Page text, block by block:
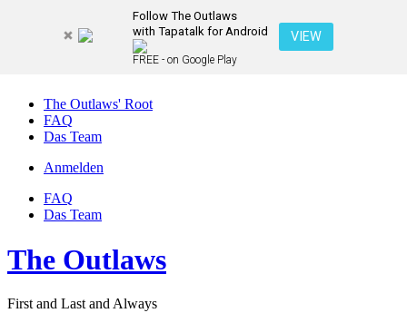
Follow The Outlaws
with Tapatalk for Android
FREE - on Google Play
VIEW
The Outlaws' Root
FAQ
Das Team
Anmelden
FAQ
Das Team
The Outlaws
First and Last and Always